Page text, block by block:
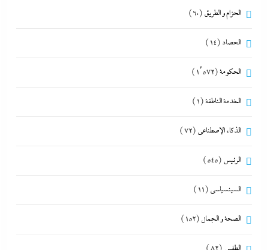
الحزام و الطريق (60)
الحصاد (14)
الحكومة(1٬572)
الخدمة الناطقة(1)
الذكاء الإصطناعي (72)
الرئيس (545)
السينسياسي (11)
الصحة و الجمال (152)